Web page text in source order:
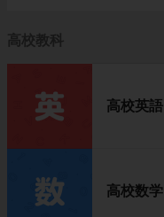
高校教科
高校英語
高校数学